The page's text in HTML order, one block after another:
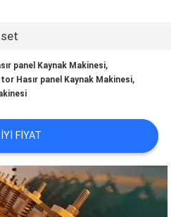
panel Kaynak Makinesi,
Hasır panel Kaynak Makinesi,
FIYAT